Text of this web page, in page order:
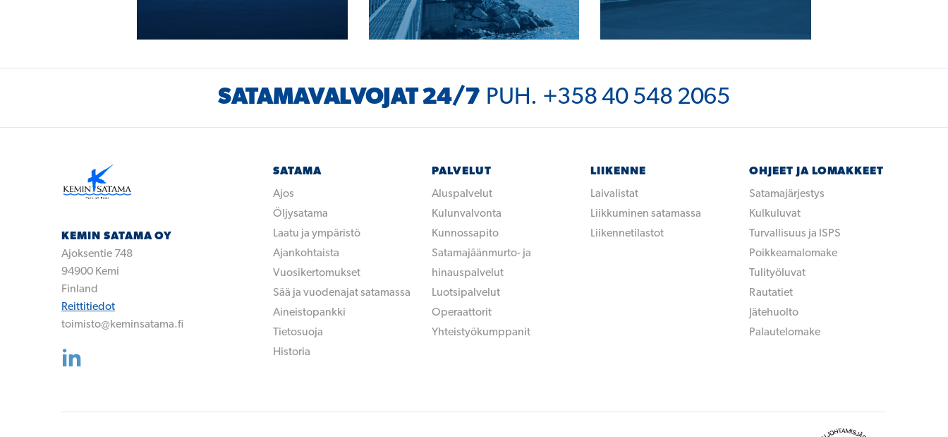
SATAMAVALVOJAT 24/7 PUH. +358 40 548 2065
KEMIN SATAMA OY
Ajoksentie 748
94900 Kemi
Finland
Reittitiedot
toimisto@keminsatama.fi
SATAMA
Ajos
Öljysatama
Laatu ja ympäristö
Ajankohtaista
Vuosikertomukset
Sää ja vuodenajat satamassa
Aineistopankki
Tietosuoja
Historia
PALVELUT
Aluspalvelut
Kulunvalvonta
Kunnossapito
Satamajäänmurto- ja
hinauspalvelut
Luotsipalvelut
Operaattorit
Yhteistyökumppanit
LIIKENNE
Laivalistat
Liikkuminen satamassa
Liikennetilastot
OHJEET JA LOMAKKEET
Satamajärjestys
Kulkuluvat
Turvallisuus ja ISPS
Poikkeamalomake
Tulityöluvat
Rautatiet
Jätehuolto
Palautelomake